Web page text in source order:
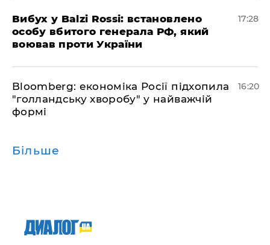
​Вибух у Balzi Rossi: встановлено
особу вбитого генерала РФ, який
воював проти України
17:28
Bloomberg: економіка Росії підхопила
"голландську хворобу" у найважчій
формі
16:20
Більше